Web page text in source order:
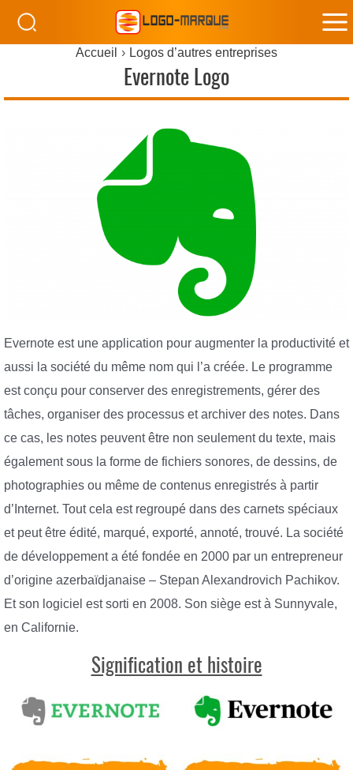
Accueil Logos d’autres entreprises
Evernote Logo
Evernote est une application pour augmenter la productivité et
aussi la société du même nom qui l’a créée. Le programme
est conçu pour conserver des enregistrements, gérer des
tâches, organiser des processus et archiver des notes. Dans
ce cas, les notes peuvent être non seulement du texte, mais
également sous la forme de fichiers sonores, de dessins, de
photographies ou même de contenus enregistrés à partir
d’Internet. Tout cela est regroupé dans des carnets spéciaux
et peut être édité, marqué, exporté, annoté, trouvé. La société
de développement a été fondée en 2000 par un entrepreneur
d’origine azerbaïdjanaise – Stepan Alexandrovich Pachikov.
Et son logiciel est sorti en 2008. Son siège est à Sunnyvale,
en Californie.
Signification et histoire